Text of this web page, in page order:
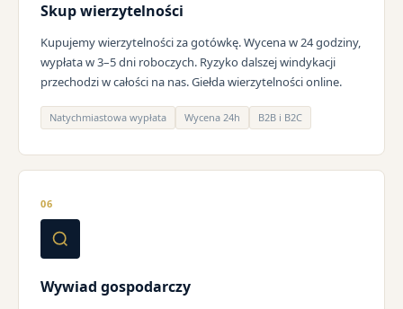
Skup wierzytelności
Kupujemy wierzytelności za gotówkę. Wycena w 24 godziny,
wypłata w 3–5 dni roboczych. Ryzyko dalszej windykacji
przechodzi w całości na nas. Giełda wierzytelności online.
Natychmiastowa wypłata Wycena 24h B2B i B2C
06
Wywiad gospodarczy